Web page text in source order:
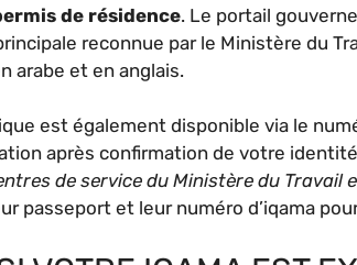
de résidence. Le portail
reconnue par le Ministère du
arabe et en anglais.
est également disponible via le
après confirmation de votre
de service du Ministère du Travail
passeport et leur numéro d’iqama